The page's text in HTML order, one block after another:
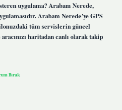
uygulama? Arabam Nerede,
Arabam Nerede’ye GPS
tüm servislerin güncel
haritadan canlı olarak takip
Bırak